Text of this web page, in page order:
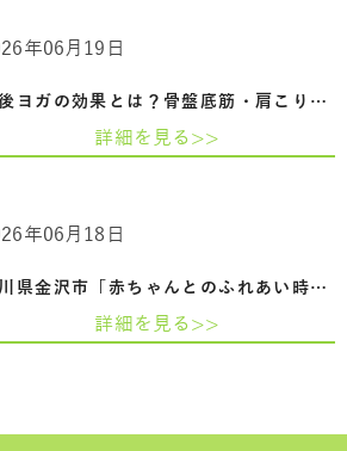
産後ヨガの効果とは？骨盤底筋・肩こり・…
年06月19日
詳細を見る>>
石川県金沢市「赤ちゃんとのふれあい時間…
年06月18日
詳細を見る>>